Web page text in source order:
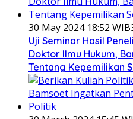
30 May 2024 18:52 WIB
Uji Seminar Hasil
Doktor Ilmu Hukum,
Tentang Kepemilikan